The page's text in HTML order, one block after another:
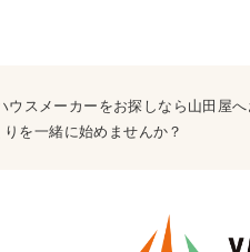
スメーカーをお探しなら山田屋
を一緒に始めませんか？